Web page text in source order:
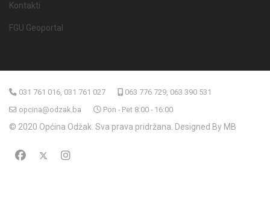
Kontakti
FGU Geoportal
031 761 016, 031 761 027
063 776 729, 063 390 531
opcina@odzak.ba
Pon - Pet 8:00 - 16:00
© 2020 Općina Odžak. Sva prava pridržana. Designed By MB